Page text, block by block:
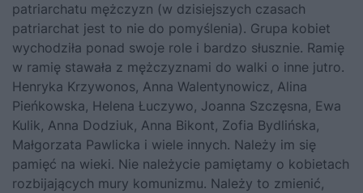
patriarchatu mężczyzn (w dzisiejszych czasach
patriarchat jest to nie do pomyślenia). Grupa kobiet
wychodziła ponad swoje role i bardzo słusznie. Ramię
w ramię stawała z mężczyznami do walki o inne jutro.
Henryka Krzywonos, Anna Walentynowicz, Alina
Pieńkowska, Helena Łuczywo, Joanna Szczęsna, Ewa
Kulik, Anna Dodziuk, Anna Bikont, Zofia Bydlińska,
Małgorzata Pawlicka i wiele innych. Należy im się
pamięć na wieki. Nie należycie pamiętamy o kobietach
rozbijających mury komunizmu. Należy to zmienić,